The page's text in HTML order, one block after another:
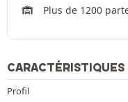
Plus de 1200
CARACTÉRISTIQUES
Profil